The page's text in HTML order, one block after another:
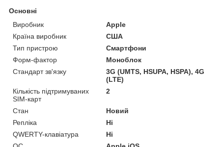
Основні
Виробник
Apple
Країна виробник
США
Тип пристрою
Смартфони
Форм-фактор
Моноблок
Стандарт зв'язку
3G (UMTS, HSUPA, HSPA), 4G
(LTE)
Кількість підтримуваних
SIM-карт
2
Стан
Новий
Репліка
Ні
QWERTY-клавіатура
Ні